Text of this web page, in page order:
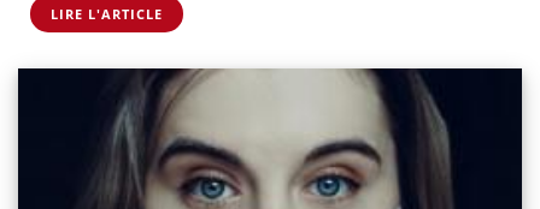
LIRE L'ARTICLE